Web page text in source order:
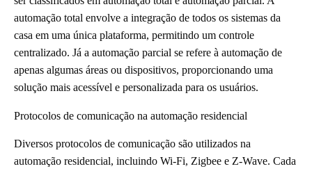
automação total envolve a integração de todos os sistemas da
casa em uma única plataforma, permitindo um controle
centralizado. Já a automação parcial se refere à automação de
apenas algumas áreas ou dispositivos, proporcionando uma
solução mais acessível e personalizada para os usuários.
Protocolos de comunicação na automação residencial
Diversos protocolos de comunicação são utilizados na
automação residencial, incluindo Wi-Fi, Zigbee e Z-Wave. Cada